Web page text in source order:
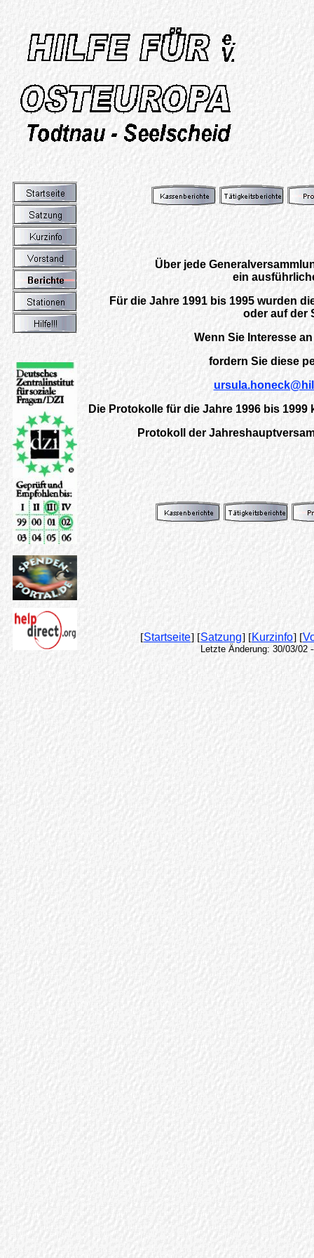
Über jede
ein
Für die Jahre 1991 bis 1995 wurden
oder auf der
Wenn Sie Interesse
fordern Sie diese
Die Protokolle für die Jahre 1996 bis
Protokoll der
[Startseite] [Satzung] [Kurzinfo] [
Letzte Änderung: 30/03/02